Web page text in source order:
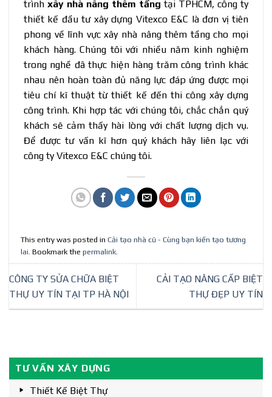
trình xây nhà nâng thêm tầng tại TPHCM, công ty
thiết kế đầu tư xây dựng Vitexco E&C là đơn vị tiên
phong về lĩnh vực xây nhà nâng thêm tầng cho mọi
khách hàng. Chúng tôi với nhiều năm kinh nghiệm
trong nghề đã thực hiện hàng trăm công trình khác
nhau nên hoàn toàn đủ năng lực đáp ứng được mọi
tiêu chí kĩ thuật từ thiết kế đến thi công xây dựng
công trình. Khi hợp tác với chúng tôi, chắc chắn quý
khách sẽ cảm thấy hài lòng với chất lượng dịch vụ.
Để được tư vấn kĩ hơn quý khách hãy liên lạc với
công ty Vitexco E&C chúng tôi.
This entry was posted inCải tạo nhà cũ - Cùng bạn kiến tạo tương
lai. Bookmark thepermalink.
CÔNG TY SỬA CHỮA BIỆT
THỰ UY TÍN TẠI TP HÀ NỘI
CẢI TẠO NÂNG CẤP BIỆT
THỰ ĐẸP UY TÍN
TƯ VẤN XÂY DỰNG
Thiết Kế Biệt Thự